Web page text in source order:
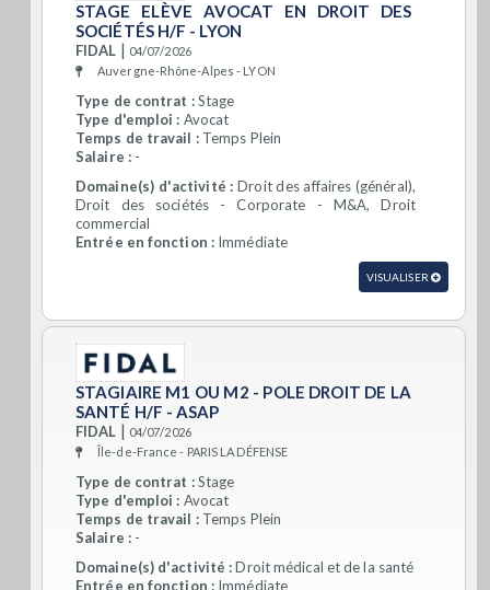
STAGE ELÈVE AVOCAT EN DROIT DES
SOCIÉTÉS H/F - LYON
FIDAL | 04/07/2026
Auvergne-Rhône-Alpes - LYON
Type de contrat :Stage
Type d'emploi : Avocat
Temps de travail :Temps Plein
Salaire :-
Domaine(s) d'activité : Droit des affaires (général),
Droit des sociétés - Corporate - M&A, Droit
commercial
Entrée en fonction : Immédiate
VISUALISER
STAGIAIRE M1 OU M2 - POLE DROIT DE LA
SANTÉ H/F - ASAP
FIDAL | 04/07/2026
Île-de-France - PARIS LA DÉFENSE
Type de contrat :Stage
Type d'emploi : Avocat
Temps de travail :Temps Plein
Salaire :-
Domaine(s) d'activité :Droit médical et de la santé
Entrée en fonction : Immédiate